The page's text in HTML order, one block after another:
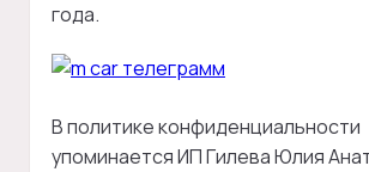
года.
В политике конфиденциальности
упоминается ИП Гилева Юлия